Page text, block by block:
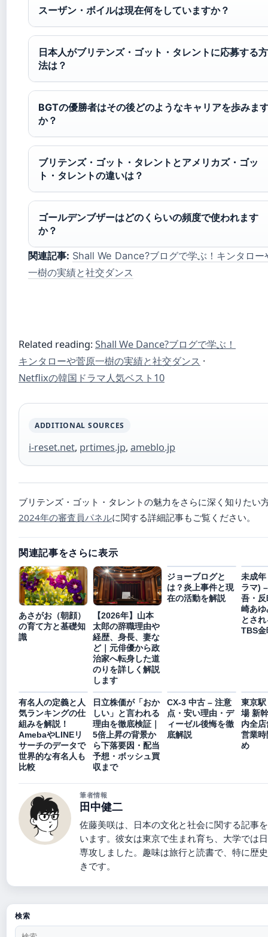
スーザン・ボイルは現在何をしていますか？
日本人がブリテンズ・ゴット・タレントに応募する方
法は？
BGTの優勝者はその後どのようなキャリアを歩みま
か？
ブリテンズ・ゴット・タレントとアメリカズ・ゴッ
ト・タレントの違いは？
ゴールデンブザーはどのくらいの頻度で使われます
か？
関連記事: Shall We Dance?ブログで学ぶ！キンタロー
一樹の実績と社交ダンス
Related reading:Shall We Dance?ブログで学ぶ！
キンタローや菅原一樹の実績と社交ダンス ·
Netflixの韓国ドラマ人気ベスト10
ADDITIONAL SOURCES
i-reset.net, prtimes.jp, ameblo.jp
ブリテンズ・ゴット・タレントの魅力をさらに深く知りたい
2024年の審査員パネルに関する詳細記事もご覧ください。
関連記事をさらに表示
あさがお（朝顔）
の育て方と基礎知
識
【2026年】山本
太郎の辞職理由や
経歴、身長、妻な
ど｜元俳優から政
治家へ転身した道
のりを詳しく解説
します
ジョーブログと
は？炎上事件と現
在の活動を解説
未成
ラマ)
吾・
崎あ
とさ
TBS金
有名人の定義と人
気ランキングの仕
組みを解説！
AmebaやLINEリ
サーチのデータで
世界的な有名人も
比較
日立株価が「おか
しい」と言われる
理由を徹底検証｜
5倍上昇の背景か
ら下落要因・配当
予想・ボッシュ買
収まで
CX-3 中古 – 注意
点・安い理由・デ
ィーゼル後悔を徹
底解説
東京
場 新
内全
営業
め
筆者情報
田中健二
佐藤美咲は、日本の文化と社会に関する記事
います。彼女は東京で生まれ育ち、大学では
専攻しました。趣味は旅行と読書で、特に歴
きです。
検索